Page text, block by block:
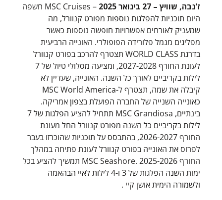
ז'נבה, שוויץ – 27 בינואר 2025
– MSC Cruises חשפה
היום תוכניות להפלגות נוספות מפורט קנוורל, מה
שמעניק לאורחים אפשרויות חופשה נוספות כאשר
מפליגים מנמל פלורידה הפופולרי. האונייה הרביעית
בדרגת WORLD CLASS תצטרף להרכב בפורט קנוורל
לעונת החורף 2027-2028, ומציעה מסלולי טיול של 7
לילות בקריביים לאורך כל השנה. האונייה, שעדיין לא
קיבלה את שמה, תצטרף ל-MSC World America
כאונייה השנייה של החברה הפועלת בצפון אמריקה.
בינתיים, MSC Grandiosa תתחיל להציע הפלגות של 7
לילות בקריביים כל השנה מפורט קנוורל החל מעונת
החורף 2026-2027, בהתבסס על תוכניות שהוכרזו בעבר
לפרוס את האונייה בפורט קנוורל לעונת פתיחה במהלך
החורף 2025-2026 .MSC Seashore תמשיך להציע בכל
ימות השנה הפלגות של 3 ו-4 לילות לאיי הבהאמה
ולשמורה הימית אושן קיי .